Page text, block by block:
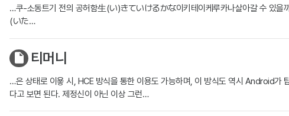
…쿠-소동트기 전의 공허함生(い)きていけるかな이키테이케루카나살아갈 수 있
(いた…
티머니
…은 상태로 이욯 시, HCE 방식을 통한 이용도 가능하며, 이 방식도 역시 Android가
다고 보면 된다. 제정신이 아닌 이상 그런…